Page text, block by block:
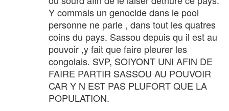
Y commais un genocide dans le pool
personne ne parle , dans tout les quatres
coins du pays. Sassou depuis qu il est au
pouvoir ,y fait que faire pleurer les
congolais. SVP, SOIYONT UNI AFIN DE
FAIRE PARTIR SASSOU AU POUVOIR
CAR Y N EST PAS PLUFORT QUE LA
POPULATION.